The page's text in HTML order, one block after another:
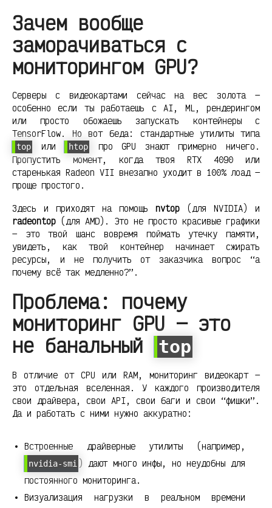
Зачем вообще
заморачиваться с
мониторингом GPU?
Серверы с видеокартами сейчас на вес золота —
особенно если ты работаешь с AI, ML, рендерингом
или просто обожаешь запускать контейнеры с
TensorFlow. Но вот беда: стандартные утилиты типа
top или htop
про GPU знают примерно ничего.
Пропустить момент, когда твоя RTX 4090 или
старенькая Radeon VII внезапно уходит в 100% лоад —
проще простого.
Здесь и приходят на помощь nvtop (для NVIDIA) и
radeontop (для AMD). Это не просто красивые графики
— это твой шанс вовремя поймать утечку памяти,
увидеть, как твой контейнер начинает сжирать
ресурсы, и не получить от заказчика вопрос “а
почему всё так медленно?”.
Проблема: почему
мониторинг GPU — это
не банальный
top
В отличие от CPU или RAM, мониторинг видеокарт —
это отдельная вселенная. У каждого производителя
свои драйвера, свои API, свои баги и свои “фишки”.
Да и работать с ними нужно аккуратно:
Встроенные драйверные утилиты (например,
nvidia-smi ) дают много инфы, но неудобны для
постоянного мониторинга.
Визуализация нагрузки в реальном времени